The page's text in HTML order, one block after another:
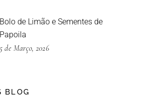
Bolo de Limão e Sementes de
Papoila
5 de Março, 2026
BLOG